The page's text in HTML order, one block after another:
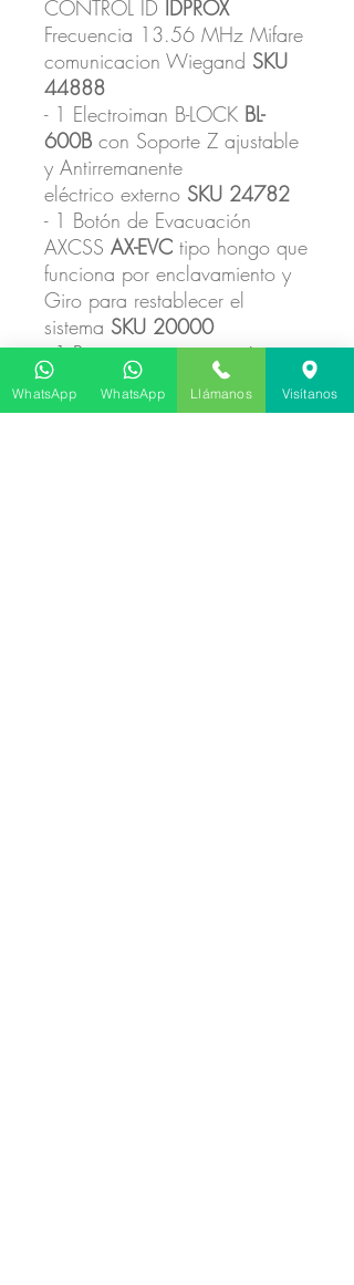
CONTROL ID IDPROX
Frecuencia 13.56 MHz Mifare
comunicacion Wiegand SKU
44888
- 1 Electroiman B-LOCK BL-
600B con Soporte Z ajustable
y Antirremanente
eléctrico externo SKU 24782
- 1 Botón de Evacuación
AXCSS AX-EVC tipo hongo que
funciona por enclavamiento y
Giro para restablecer el
sistema SKU 20000
- 1 Protector para estación
manual BICO
UL-22CE
botón de evacuación para
WhatsApp WhatsApp Llámanos Visítanos